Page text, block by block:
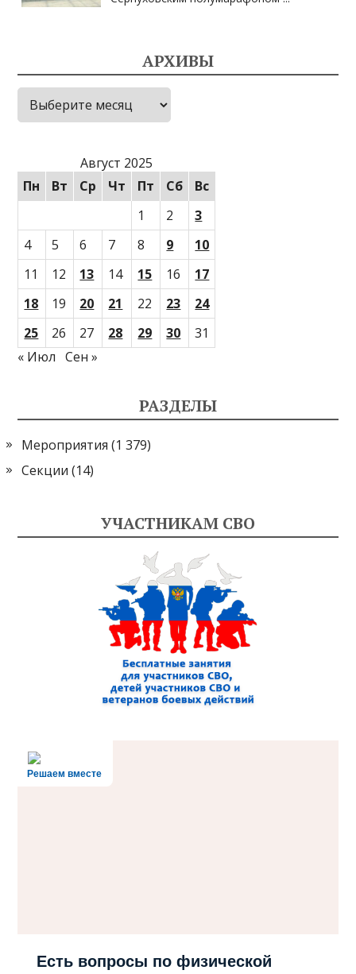
АРХИВЫ
Архивы
Август 2025
Пн
Вт Ср Чт Пт Сб
Вс
1
2
3
4
5 6 7 8 9
10
11
12 13 14 15 16
17
18
19 20 21 22 23
24
25
26 27 28 29 30
31
« Июл
Сен »
РАЗДЕЛЫ
Мероприятия (1 379)
Секции (14)
УЧАСТНИКАМ СВО
Решаем вместе
Есть вопросы по физической